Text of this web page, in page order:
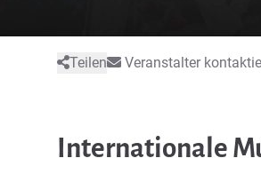
Teilen Veranstalter
Internationale